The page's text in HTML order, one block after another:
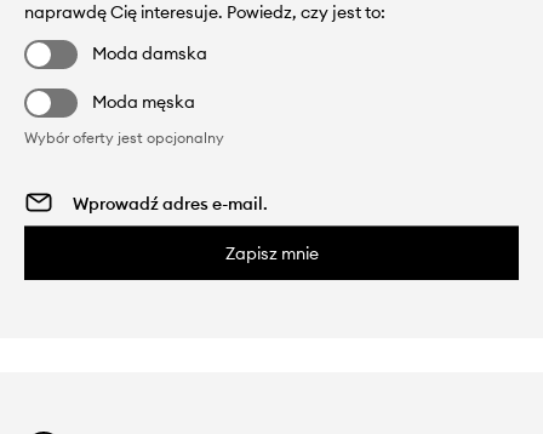
naprawdę Cię interesuje. Powiedz, czy jest to:
Moda damska
Moda męska
Wybór oferty jest opcjonalny
Zapisz mnie